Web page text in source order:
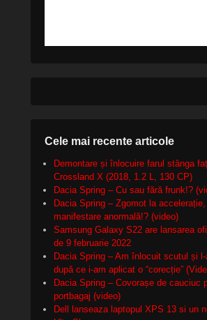
Cele mai recente articole
Demontare și înlocuire farul stânga
Crossland X (2018, 1.2 L, 130 CP)
Dacia Spring – Cu sau fără frunk!?
Dacia Spring – Zgomot la
manifestare anormală!? (video)
Samsung Galaxy S22 are lansarea
de 9 februarie 2022
Dacia Spring – Am înlocuit scutul și
după ce i-am aplicat o “corecție”
Dacia Spring – Covorașe de cauciuc
portbagaj (video)
Dell lanseaza laptopul XPS 13 si un